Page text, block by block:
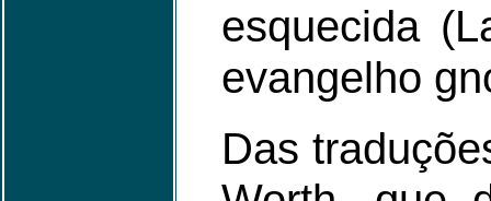
esquecida
evangelho
Das